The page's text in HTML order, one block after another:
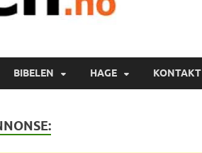
BIBELEN HAGE KONTAKT